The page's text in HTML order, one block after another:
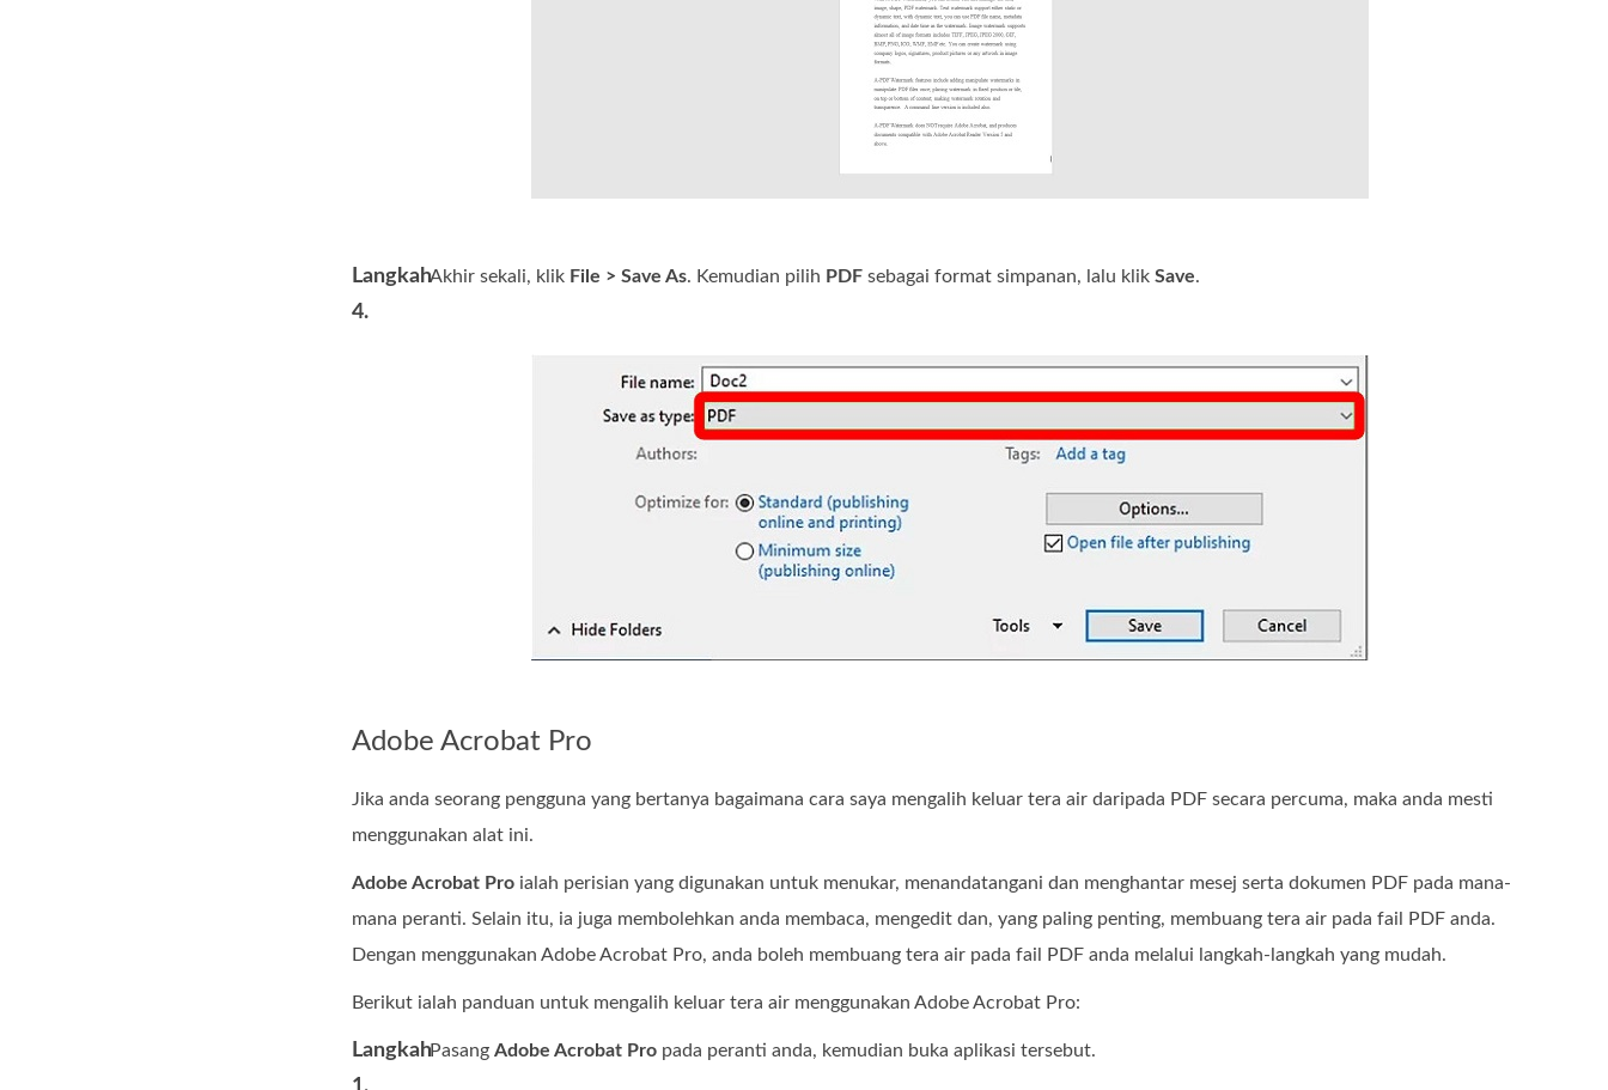
Langkah
4.
Akhir sekali, klik File > Save As. Kemudian pilih PDF sebagai format simpanan, lalu klik Save.
Adobe Acrobat Pro
Jika anda seorang pengguna yang bertanya bagaimana cara saya mengalih keluar tera air daripada PDF secara percuma, maka anda mesti
menggunakan alat ini.
Adobe Acrobat Pro ialah perisian yang digunakan untuk menukar, menandatangani dan menghantar mesej serta dokumen PDF pada mana-
mana peranti. Selain itu, ia juga membolehkan anda membaca, mengedit dan, yang paling penting, membuang tera air pada fail PDF anda.
Dengan menggunakan Adobe Acrobat Pro, anda boleh membuang tera air pada fail PDF anda melalui langkah-langkah yang mudah.
Berikut ialah panduan untuk mengalih keluar tera air menggunakan Adobe Acrobat Pro:
LangkahPasang Adobe Acrobat Pro pada peranti anda, kemudian buka aplikasi tersebut.